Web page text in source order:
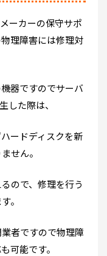
ーカーの保守サポ
理障害には修理対
器ですのでサーバ
した際は、
ードディスクを新
せん。
ので、修理を行う
。
者ですので物理障
可能です。